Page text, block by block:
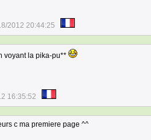
2012 20:44:25
voyant la pika-pu**
16:35:52
c ma premiere page ^^